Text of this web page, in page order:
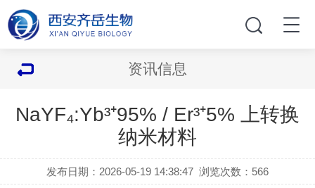
资讯信息
NaYF₄:Yb³⁺95% / Er³⁺5% 上转换
纳米材料
发布日期：2026-05-19 14:38:47 浏览次数： 566